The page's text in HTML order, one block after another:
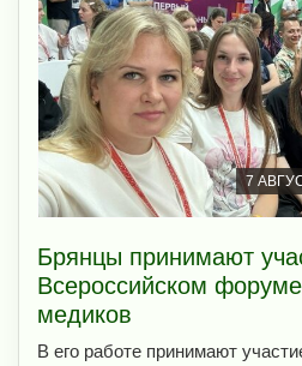
7
Брянцы принимают
Всероссийском
медиков
В его работе принимают